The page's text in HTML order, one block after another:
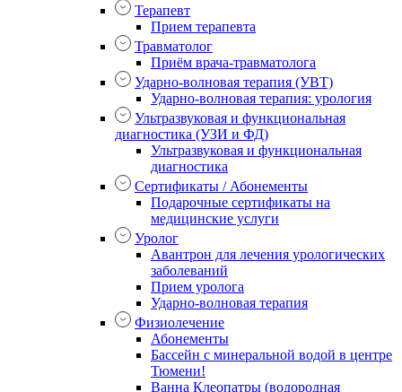
Терапевт
Прием терапевта
Травматолог
Приём врача-травматолога
Ударно-волновая терапия (УВТ)
Ударно-волновая терапия: урология
Ультразвуковая и функциональная
диагностика (УЗИ и ФД)
Ультразвуковая и функциональная
диагностика
Сертификаты / Абонементы
Подарочные сертификаты на
медицинские услуги
Уролог
Авантрон для лечения урологических
заболеваний
Прием уролога
Ударно-волновая терапия
Физиолечение
Абонементы
Бассейн с минеральной водой в центре
Тюмени!
Ванна Клеопатры (водородная